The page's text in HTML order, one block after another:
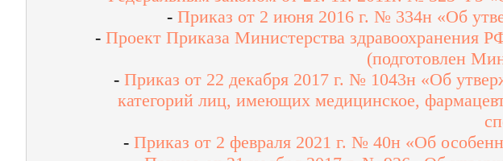
- Приказ от 2 июня 2016 г. № 334н «Об
- Проект Приказа Министерства здравоохранения
(подготовлен
- Приказ от 22 декабря 2017 г. № 1043н «Об
категорий лиц, имеющих медицинское,
- Приказ от 2 февраля 2021 г. № 40н «Об